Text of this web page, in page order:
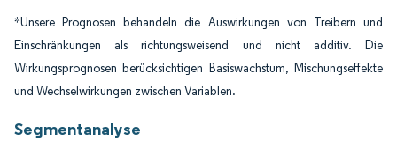
*Unsere Prognosen behandeln die Auswirkungen von Treibern und
Einschränkungen als richtungsweisend und nicht additiv. Die
Wirkungsprognosen berücksichtigen Basiswachstum, Mischungseffekte
und Wechselwirkungen zwischen Variablen.
Segmentanalyse